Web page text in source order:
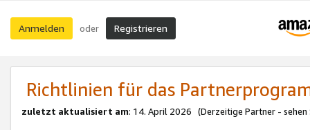
Anmelden oder Registrieren
Richtlinien für das
zuletzt aktualisiert am: 14. April 2026 (Derzeitige Partner - sehen